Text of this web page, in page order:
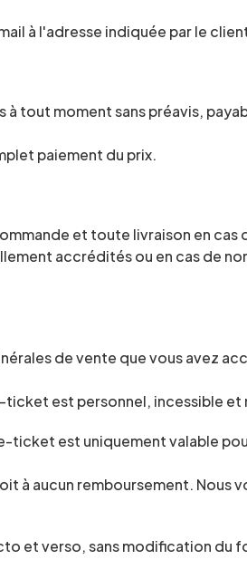
à l'adresse indiquée par le
tout moment sans préavis,
paiement du prix.
et toute livraison en cas
accrédités ou en cas de
de vente que vous avez
est personnel, incessible et
est uniquement valable
à aucun remboursement. Nous
et verso, sans modification du